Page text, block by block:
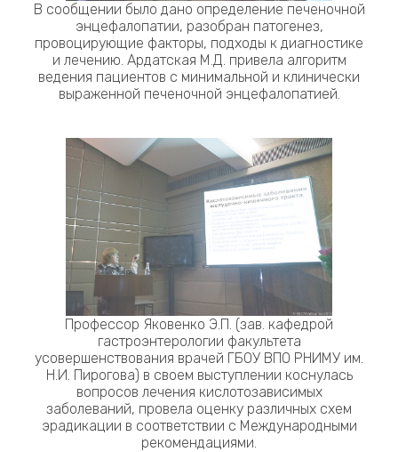
В сообщении было дано определение печеночной
энцефалопатии, разобран патогенез,
провоцирующие факторы, подходы к диагностике
и лечению. Ардатская М.Д. привела алгоритм
ведения пациентов с минимальной и клинически
выраженной печеночной энцефалопатией.
Профессор Яковенко Э.П. (зав. кафедрой
гастроэнтерологии факультета
усовершенствования врачей ГБОУ ВПО РНИМУ им.
Н.И. Пирогова) в своем выступлении коснулась
вопросов лечения кислотозависимых
заболеваний, провела оценку различных схем
эрадикации в соответствии с Международными
рекомендациями.